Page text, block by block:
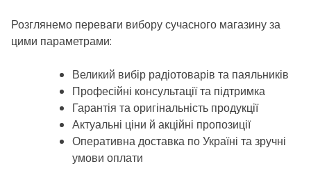
Розглянемо переваги вибору сучасного магазину за
цими параметрами:
Великий вибір радіотоварів та паяльників
Професійні консультації та підтримка
Гарантія та оригінальність продукції
Актуальні ціни й акційні пропозиції
Оперативна доставка по Україні та зручні
умови оплати